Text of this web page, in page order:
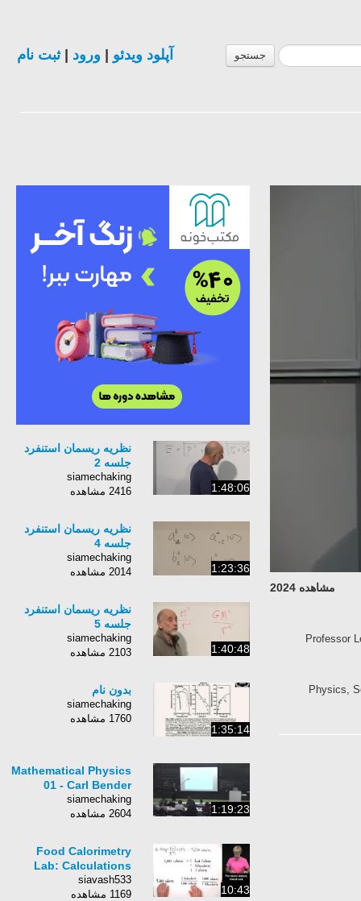
جستجو آپلود ویدئو ورود |ثبت نام
مشاهده 2024
(October 4,
Physics,
1:48:06
نظریه ریسمان استنفرد
جلسه 2
siamechaking
2416 مشاهده
1:23:36
نظریه ریسمان استنفرد
جلسه 4
siamechaking
2014 مشاهده
1:40:48
نظریه ریسمان استنفرد
جلسه 5
siamechaking
2103 مشاهده
1:35:14
بدون نام
siamechaking
1760 مشاهده
1:19:23
Mathematical Physics
01 - Carl Bender
siamechaking
2604 مشاهده
10:43
Food Calorimetry
Lab: Calculations
siavash533
1169 مشاهده